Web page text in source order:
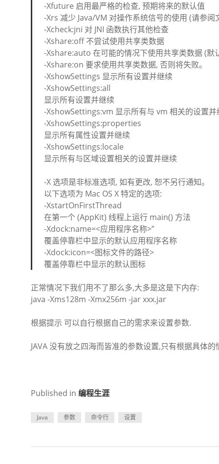
-Xfuture 启用最严格的检查, 预期将来的默认值
-Xrs 减少 Java/VM 对操作系统信号的使用 (请参阅
-Xcheck:jni 对 JNI 函数执行其他检查
-Xshare:off 不尝试使用共享类数据
-Xshare:auto 在可能的情况下使用共享类数据 (默
-Xshare:on 要求使用共享类数据, 否则将失败。
-XshowSettings 显示所有设置并继续
-XshowSettings:all
显示所有设置并继续
-XshowSettings:vm 显示所有与 vm 相关的设置并
-XshowSettings:properties
显示所有属性设置并继续
-XshowSettings:locale
显示所有与区域设置相关的设置并继续
-X 选项是非标准选项, 如有更改, 恕不另行通知。
以下选项为 Mac OS X 特定的选项:
-XstartOnFirstThread
在第一个 (AppKit) 线程上运行 main() 方法
-Xdock:name=<应用程序名称>”
覆盖停靠栏中显示的默认应用程序名称
-Xdock:icon=<图标文件的路径>
覆盖停靠栏中显示的默认图标
正常情况下我们用不了那么多,大多是这是下内存:
java -Xms128m -Xmx256m -jar xxx.jar
根据提示 可以自行根据自己的需求来设置参数.
JAVA 没有放之四海而皆准的参数设置,只有根据具体
Published in 编程生涯
Java 参数 命令行 设置